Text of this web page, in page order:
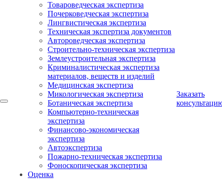
Товароведческая экспертиза
Почерковедческая экспертиза
Лингвистическая экспертиза
Техническая экспертиза документов
Автороведческая экспертиза
Cтроительно-техническая экспертиза
Землеустроительная экспертиза
Криминалистическая экспертиза
материалов, веществ и изделий
Медицинская экспертиза
Микологическая экспертиза
Ботаническая экспертиза
Компьютерно-техническая
экспертиза
Финансово-экономическая
экспертиза
Автоэкспертиза
Пожарно-техническая экспертиза
Фоноскопическая экспертиза
Оценка
Заказать